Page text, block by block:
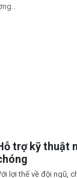
trợ kỹ thuật
lợi thế về đội ngũ,